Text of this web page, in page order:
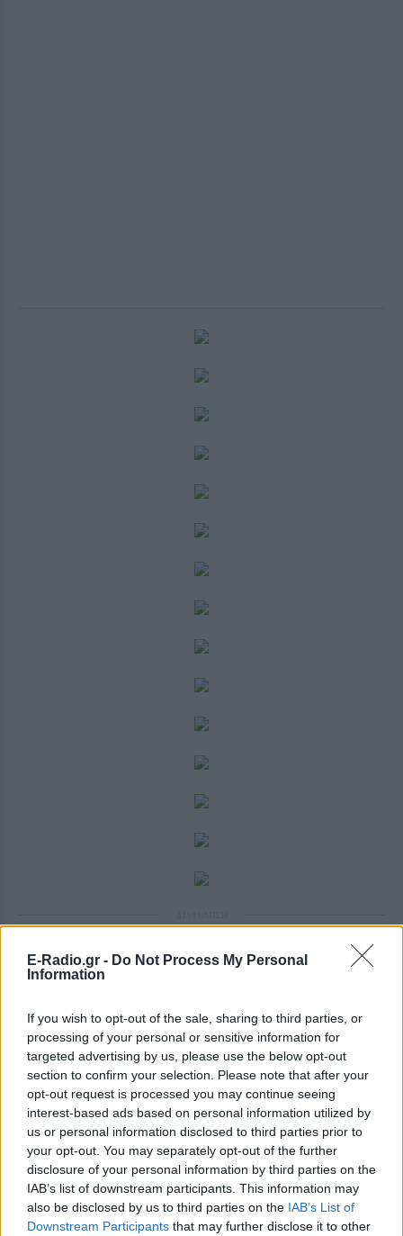
E-Radio.gr - Do Not Process My Personal
Information
If you wish to opt-out of the sale, sharing to third parties, or
processing of your personal or sensitive information for
targeted advertising by us, please use the below opt-out
section to confirm your selection. Please note that after your
opt-out request is processed you may continue seeing
interest-based ads based on personal information utilized by
us or personal information disclosed to third parties prior to
your opt-out. You may separately opt-out of the further
disclosure of your personal information by third parties on the
IAB’s list of downstream participants. This information may
also be disclosed by us to third parties on the IAB’s List of
Downstream Participants that may further disclose it to other